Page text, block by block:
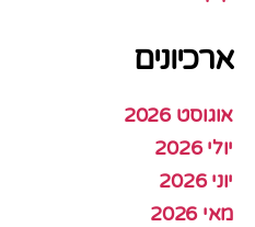
ארכיונים
אוגוסט 2026
יולי 2026
יוני 2026
מאי 2026